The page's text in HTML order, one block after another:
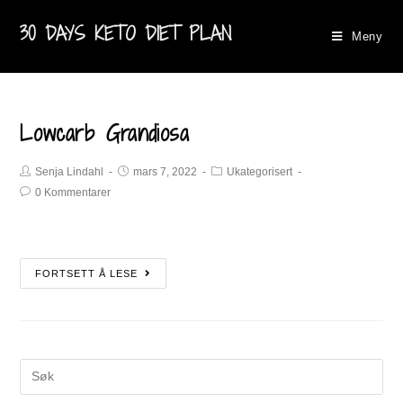
30 DAYS KETO DIET PLAN Meny
Lowcarb Grandiosa
Senja Lindahl mars 7, 2022
Ukategorisert
0 Kommentarer
FORTSETT Å LESE